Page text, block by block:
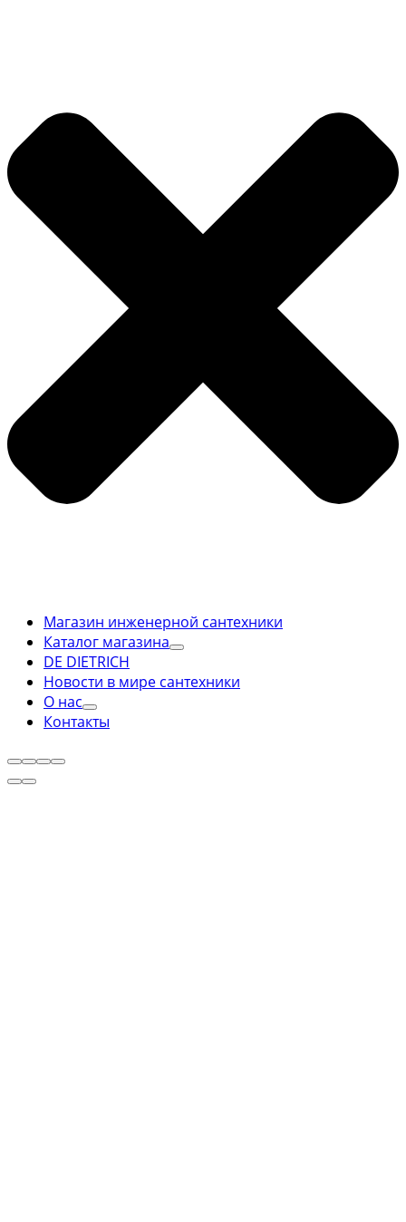
Магазин инженерной сантехники
Каталог магазина
DE DIETRICH
Новости в мире сантехники
О нас
Контакты